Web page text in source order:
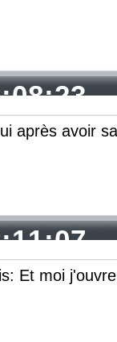
après avoir
Et moi